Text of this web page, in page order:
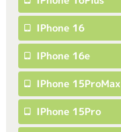
IPhone 16
IPhone 16e
IPhone 15ProMax
IPhone 15Pro